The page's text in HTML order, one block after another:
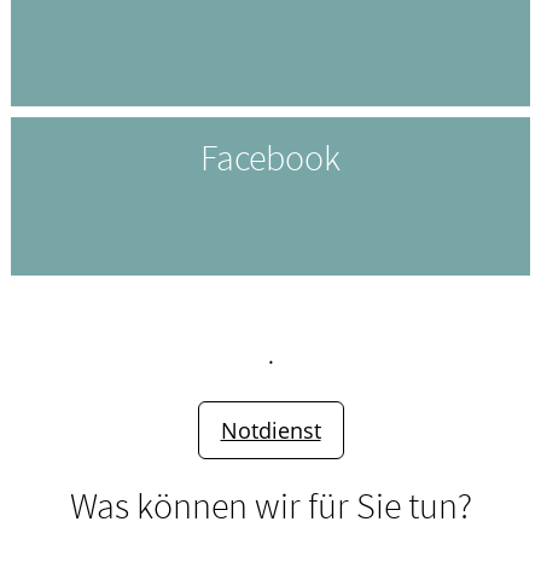
Facebook
.
Notdienst
Was können wir für Sie tun?